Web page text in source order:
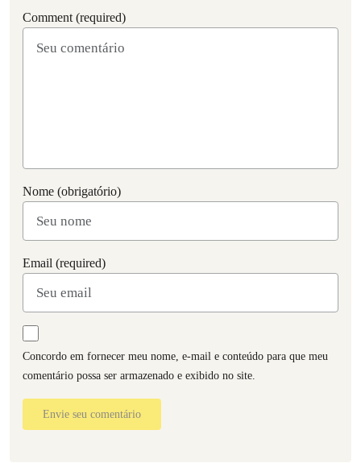
Comment (required)
Nome (obrigatório)
Email (required)
Concordo em fornecer meu nome, e-mail e conteúdo para que meu
comentário possa ser armazenado e exibido no site.
Envie seu comentário